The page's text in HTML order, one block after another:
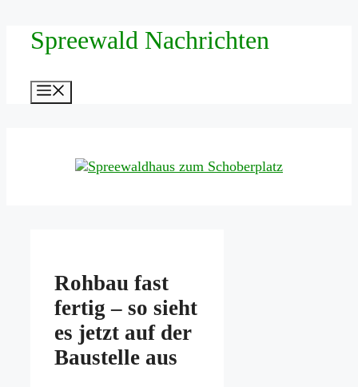
Zum
InhaltSpreewald Nachrichten
Rohbau fast
fertig – so sieht
es jetzt auf der
Baustelle aus